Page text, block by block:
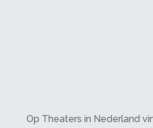
Op Theaters in Nederland